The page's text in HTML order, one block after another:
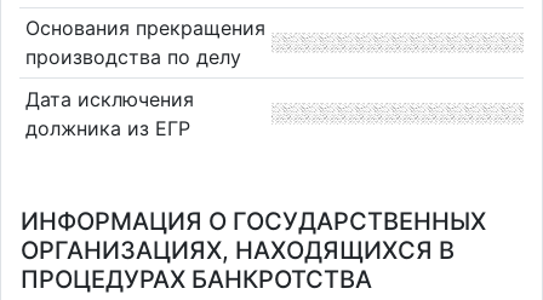
Основания прекращения
производства по делу
Дата исключения
должника из ЕГР
ИНФОРМАЦИЯ О ГОСУДАРСТВЕННЫХ
ОРГАНИЗАЦИЯХ, НАХОДЯЩИХСЯ В
ПРОЦЕДУРАХ БАНКРОТСТВА